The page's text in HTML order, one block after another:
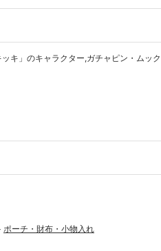
キ」のキャラクター,ガチャピン・ムック
ポーチ・財布・小物入れ